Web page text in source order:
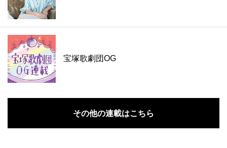
宝塚歌劇団OG
その他の連載はこちら